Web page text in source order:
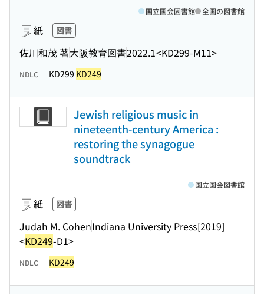
紙 図書
佐川和茂 著大阪教育図書2022.1<KD299-M11>
国立国会図書館 全国の図書館
NDLC KD299 KD249
Jewish religious music in
nineteenth-century America :
restoring the synagogue
soundtrack
紙 図書
Judah M. CohenIndiana University Press[2019]
<KD249-D1>
国立国会図書館
NDLC KD249